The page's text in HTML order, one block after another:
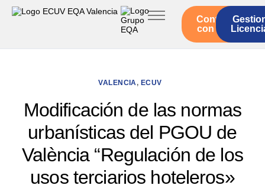
Servicios ECUV
Actualidad
Contacto
con EQA
VALENCIA, ECUV
Modificación de las normas
urbanísticas del PGOU de
València “Regulación de los
usos terciarios hoteleros»